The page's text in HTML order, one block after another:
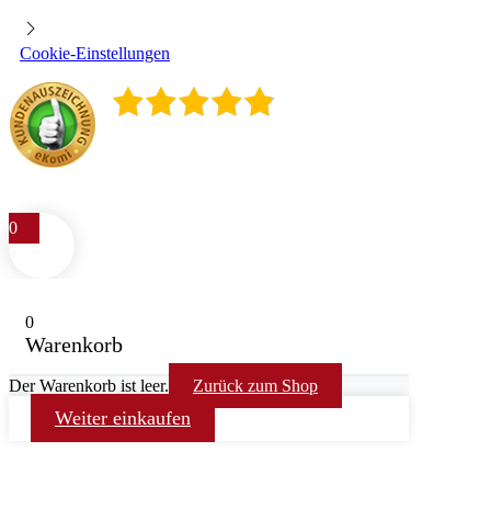
Cookie-Einstellungen
0
0
Warenkorb
Der Warenkorb ist leer. Zurück zum Shop
Weiter einkaufen